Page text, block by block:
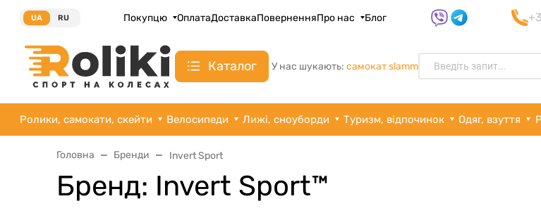
UA RU Покупцю ОплатаДоставкаПоверненняПро нас Блог
Каталог У нас шукають: самокат slamm
Ролики, самокати, скейти Велосипеди Лижі, сноуборди Туризм, відпочинок Одяг, взуття
Головна Бренди Invert Sport
Бренд: Invert Sport™